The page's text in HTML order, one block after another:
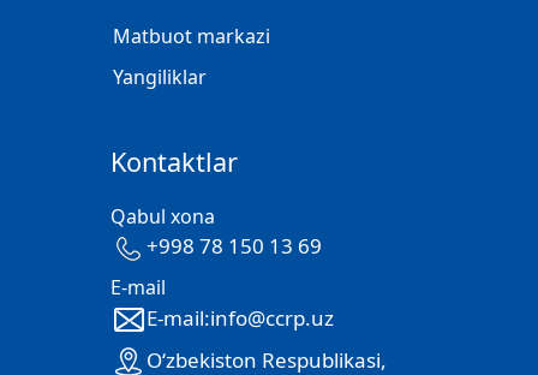
Matbuot markazi
Yangiliklar
Kontaktlar
Qabul xona
+998 78 150 13 69
E-mail
E-mail:info@ccrp.uz
O‘zbekiston Respublikasi,